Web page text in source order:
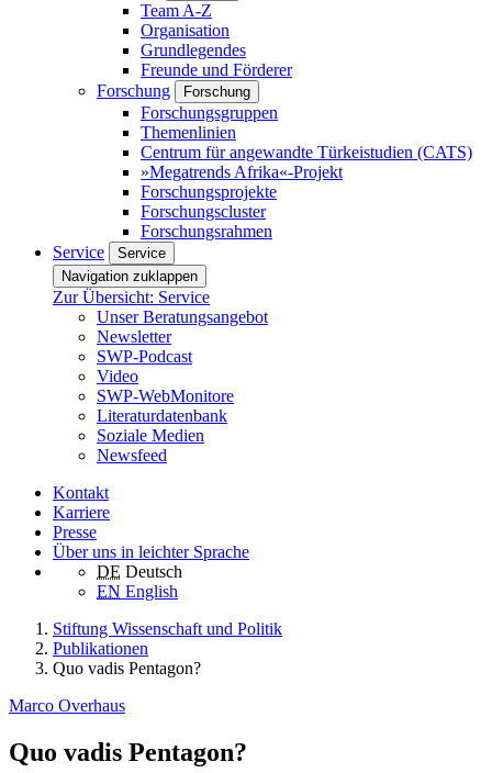
Team A-Z
Organisation
Grundlegendes
Freunde und Förderer
Forschung
Forschung
Forschungsgruppen
Themenlinien
Centrum für angewandte Türkeistudien (CATS)
»Megatrends Afrika«-Projekt
Forschungsprojekte
Forschungscluster
Forschungsrahmen
Service
Service
Navigation zuklappen
Zur Übersicht: Service
Unser Beratungsangebot
Newsletter
SWP-Podcast
Video
SWP-WebMonitore
Literaturdatenbank
Soziale Medien
Newsfeed
Kontakt
Karriere
Presse
Über uns in leichter Sprache
DE Deutsch
EN English
Stiftung Wissenschaft und Politik
Publikationen
Quo vadis Pentagon?
Marco Overhaus
Quo vadis Pentagon?